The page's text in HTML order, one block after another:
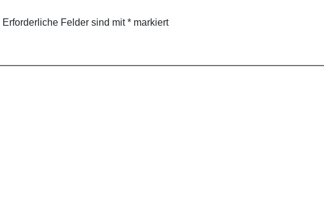
Erforderliche Felder sind mit* markiert